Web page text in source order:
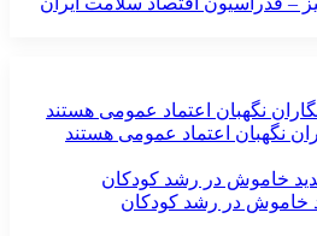
نگهبان اعتماد عمومی هستند